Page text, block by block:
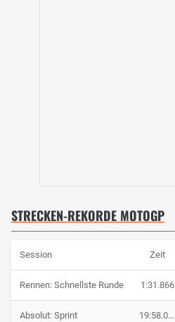
STRECKEN-REKORDE MOTOGP
Session Zeit
Rennen: Schnellste Runde 1:31.866
Absolut: Sprint 19:58.090